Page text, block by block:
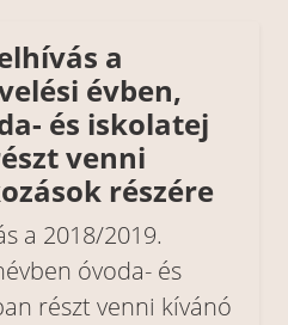
a
évben,
és iskolatej
venni
részére
a 2018/2019.
óvoda- és
részt venni kívánó